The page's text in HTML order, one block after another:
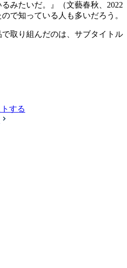
みたいだ。』（文藝春秋、2022
で知っている人も多いだろう。
取り組んだのは、サブタイトル
する